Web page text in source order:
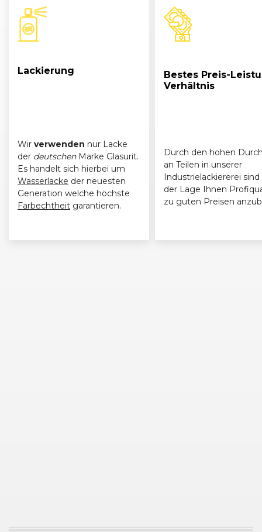
Lackierung
Wir verwenden nur Lacke
der deutschenMarke Glasurit.
Es handelt sich hierbei um
Wasserlacke der neuesten
Generation welche höchste
Farbechtheit garantieren.
Bestes Preis-
Verhältnis
Durch den hohen
an Teilen in unserer
Industrielackiererei sind
der Lage Ihnen
zu guten Preisen